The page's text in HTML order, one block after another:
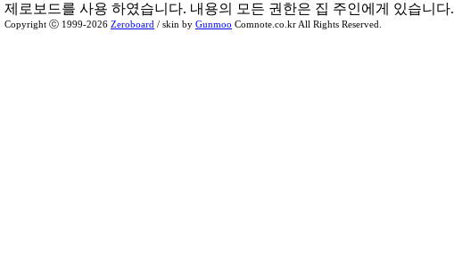
제로보드를 사용 하였습니다. 내용의 모든 권한은 집 주인에게 있습니다.
Copyright ⓒ 1999-2026 Zeroboard / skin by Gunmoo Comnote.co.kr All Rights Reserved.